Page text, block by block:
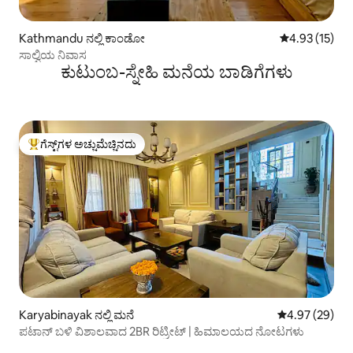
Kathmandu ನಲ್ಲಿ ಕಾಂಡೋ 5 ರಲ್ಲಿ 4.93
4.93 (15)
ಸಾಲ್ವಿಯ ನಿವಾಸ
ಕುಟುಂಬ-ಸ್ನೇಹಿ ಮನೆಯ ಬಾಡಿಗೆಗಳು
ಗೆಸ್ಟ್‌ಗಳಿಗೆ ಅತಿ ಹೆಚ್ಚು ಅಚ್ಚುಮೆಚ್ಚಿನದು
ಗೆಸ್ಟ್‌ಗಳ ಅಚ್ಚುಮೆಚ್ಚಿನದು
Karyabinayak ನಲ್ಲಿ ಮನೆ 5 ರಲ್ಲಿ 4.97
4.97 (29)
ಪಟಾನ್ ಬಳಿ ವಿಶಾಲವಾದ 2BR ರಿಟ್ರೀಟ್ | ಹಿಮಾಲಯದ ನೋಟಗಳು